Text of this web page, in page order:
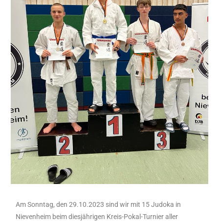
Am Sonntag, den 29.10.2023 sind wir mit 15 Judoka in
Nievenheim beim diesjährigen Kreis-Pokal-Turnier aller